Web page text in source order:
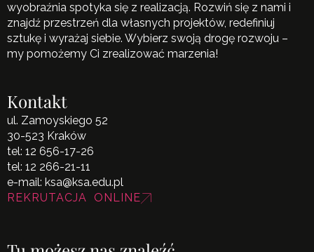
wyobraźnia spotyka się z realizacją. Rozwiń się z nami i
znajdź przestrzeń dla własnych projektów, redefiniuj
sztukę i wyrażaj siebie. Wybierz swoją drogę rozwoju –
my pomożemy Ci zrealizować marzenia!
Kontakt
ul. Zamoyskiego 52
30-523 Kraków
tel: 12 656-17-26
tel: 12 266-21-11
e-mail: ksa@ksa.edu.pl
REKRUTACJA ONLINE